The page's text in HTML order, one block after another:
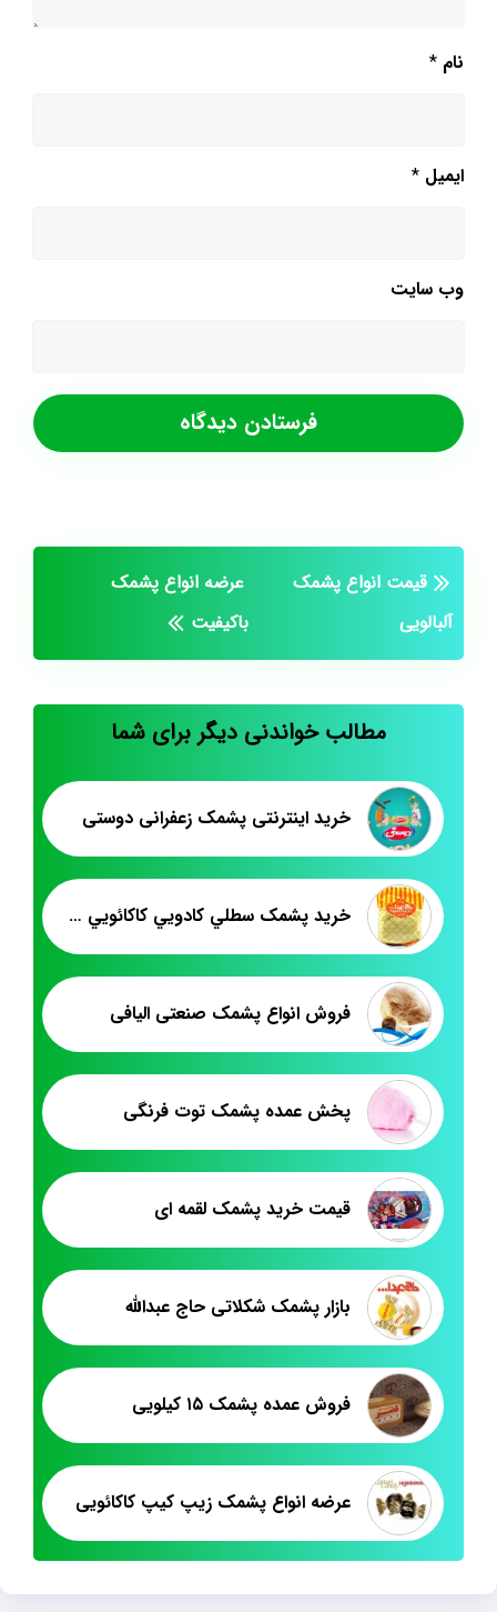
نام *
ایمیل *
وب‌ سایت
قیمت انواع پشمک
آلبالویی
عرضه انواع پشمک
باکیفیت
مطالب خواندنی دیگر برای شما
خرید اینترنتی پشمک زعفرانی دوستی
خريد پشمک سطلي کادويي کاکائويي زعفراني
فروش انواع پشمک صنعتی الیافی
پخش عمده پشمک توت فرنگی
قیمت خرید پشمک لقمه ای
بازار پشمک شکلاتی حاج عبدالله
فروش عمده پشمک ۱۵ کیلویی
عرضه انواع پشمک زیپ کیپ کاکائویی